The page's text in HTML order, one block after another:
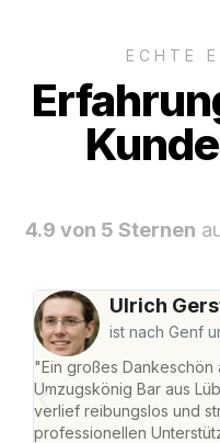
ECHTE
4.9 von 5 Sternen
Ulrich
ist nach Genf
"Ein großes Dankeschön
Umzugskönig Bar aus
verlief reibungslos und
professionellen